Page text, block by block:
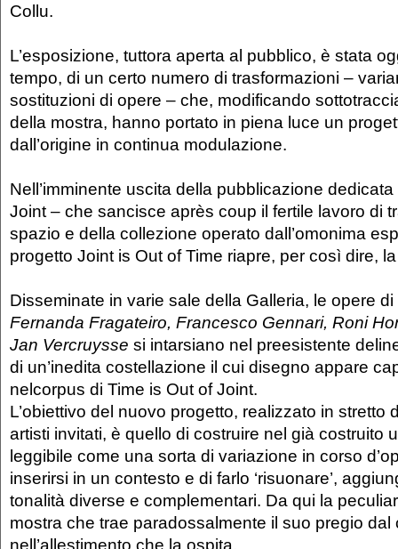
Collu.
L’esposizione, tuttora aperta al pubblico, è stata
tempo, di un certo numero di trasformazioni –
sostituzioni di opere – che, modificando
della mostra, hanno portato in piena luce un
dall’origine in continua modulazione.
Nell’imminente uscita della pubblicazione
Joint – che sancisce après coup il fertile lavoro di
spazio e della collezione operato dall’omonima
progetto Joint is Out of Time riapre, per così dire,
Disseminate in varie sale della Galleria, le opere di
Fernanda Fragateiro, Francesco Gennari, Roni
Jan Vercruysse si intarsiano nel preesistente
di un’inedita costellazione il cui disegno appare
nelcorpus di Time is Out of Joint.
L’obiettivo del nuovo progetto, realizzato in stretto
artisti invitati, è quello di costruire nel già costruito
leggibile come una sorta di variazione in corso
inserirsi in un contesto e di farlo ‘risuonare’,
tonalità diverse e complementari. Da qui la
mostra che trae paradossalmente il suo pregio dal
nell’allestimento che la ospita.